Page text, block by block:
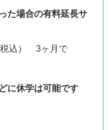
た場合の有料延長サ
税込） 3ヶ月で
に休学は可能です